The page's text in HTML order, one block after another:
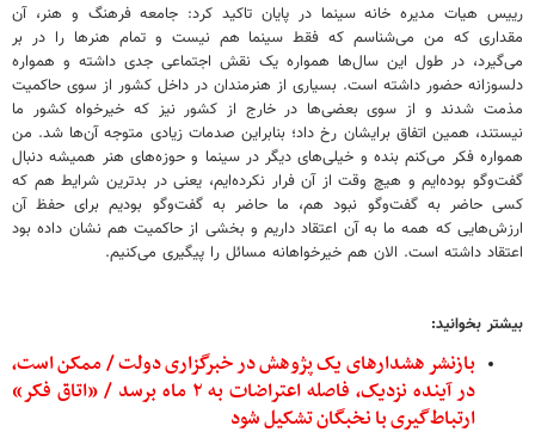
رییس هیات مدیره خانه سینما در پایان تاکید کرد: جامعه فرهنگ و هنر، آن
مقداری که من می‌شناسم که فقط سینما هم نیست و تمام هنرها را در بر
می‌گیرد، در طول این سال‌ها همواره یک نقش اجتماعی جدی داشته و همواره
دلسوزانه حضور داشته است. بسیاری از هنرمندان در داخل کشور از سوی حاکمیت
مذمت شدند و از سوی بعضی‌ها در خارج از کشور نیز که خیرخواه کشور ما
نیستند، همین اتفاق برایشان رخ داد؛ بنابراین صدمات زیادی متوجه آن‌ها شد. من
همواره فکر می‌کنم بنده و خیلی‌های دیگر در سینما و حوزه‌های هنر همیشه دنبال
گفت‌وگو بوده‌ایم و هیچ وقت از آن فرار نکرده‌ایم، یعنی در بدترین شرایط هم که
کسی حاضر به گفت‌وگو نبود هم، ما حاضر به گفت‌وگو بودیم برای حفظ آن
ارزش‌هایی که همه ما به آن اعتقاد داریم و بخشی از حاکمیت هم نشان داده بود
اعتقاد داشته است. الان هم خیرخواهانه مسائل را پیگیری می‌کنیم.
بیشتر بخوانید:
بازنشر هشدارهای یک پژوهش در خبرگزاری دولت / ممکن است،
در آینده نزدیک، فاصله اعتراضات به ۲ ماه برسد / «اتاق فکر»
ارتباط‌گیری با نخبگان تشکیل شود